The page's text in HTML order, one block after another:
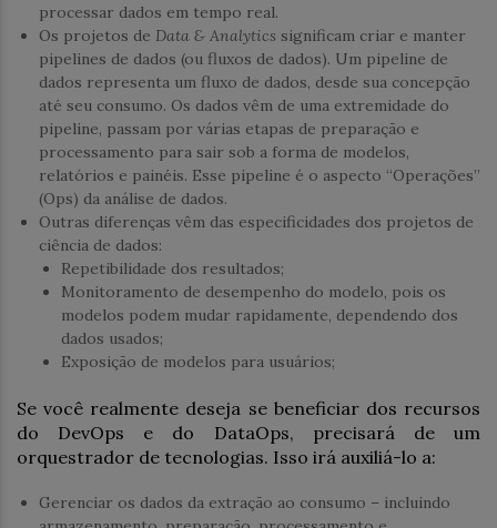
processar dados em tempo real.
Os projetos de Data & Analytics significam criar e manter
pipelines de dados (ou fluxos de dados). Um pipeline de
dados representa um fluxo de dados, desde sua concepção
até seu consumo. Os dados vêm de uma extremidade do
pipeline, passam por várias etapas de preparação e
processamento para sair sob a forma de modelos,
relatórios e painéis. Esse pipeline é o aspecto “Operações”
(Ops) da análise de dados.
Outras diferenças vêm das especificidades dos projetos de
ciência de dados:
Repetibilidade dos resultados;
Monitoramento de desempenho do modelo, pois os
modelos podem mudar rapidamente, dependendo dos
dados usados;
Exposição de modelos para usuários;
Se você realmente deseja se beneficiar dos recursos
do DevOps e do DataOps, precisará de um
orquestrador de tecnologias. Isso irá auxiliá-lo a:
Gerenciar os dados da extração ao consumo – incluindo